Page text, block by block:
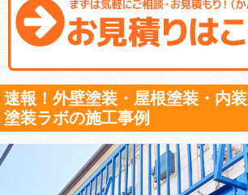
速報！外壁塗装・屋根塗装・内
塗装ラボの施工事例